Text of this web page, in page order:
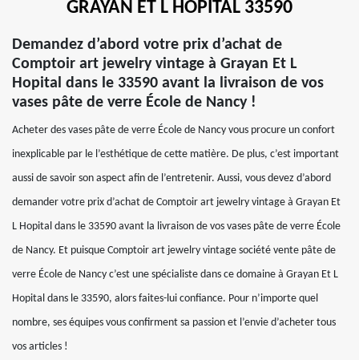
GRAYAN ET L HOPITAL 33590
Demandez d’abord votre prix d’achat de
Comptoir art jewelry vintage à Grayan Et L
Hopital dans le 33590 avant la livraison de vos
vases pâte de verre École de Nancy !
Acheter des vases pâte de verre École de Nancy vous procure un confort
inexplicable par le l’esthétique de cette matière. De plus, c’est important
aussi de savoir son aspect afin de l’entretenir. Aussi, vous devez d’abord
demander votre prix d’achat de Comptoir art jewelry vintage à Grayan Et
L Hopital dans le 33590 avant la livraison de vos vases pâte de verre École
de Nancy. Et puisque Comptoir art jewelry vintage société vente pâte de
verre École de Nancy c’est une spécialiste dans ce domaine à Grayan Et L
Hopital dans le 33590, alors faites-lui confiance. Pour n’importe quel
nombre, ses équipes vous confirment sa passion et l’envie d’acheter tous
vos articles !